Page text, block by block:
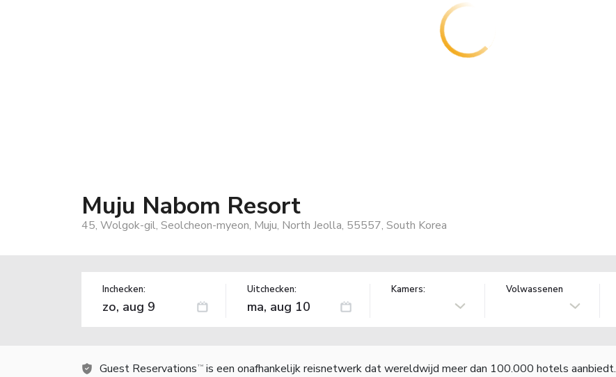
Muju Nabom Resort
45, Wolgok-gil, Seolcheon-myeon, Muju, North Jeolla, 55557, South Korea
Inchecken: Uitchecken: Kamers: Volwassenen
Guest Reservations TM is een onafhankelijk reisnetwerk dat wereldwijd meer dan 100.000 hotels aanbiedt.